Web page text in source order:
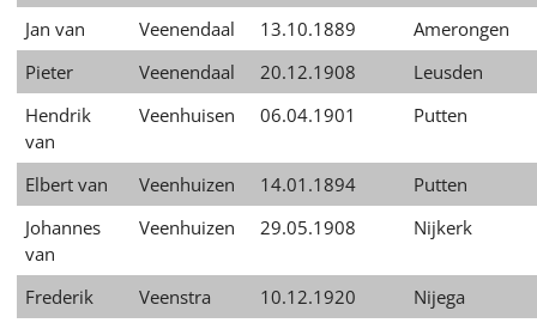
Jan van Veenendaal 13.10.1889
Amerongen
Pieter
Veenendaal 20.12.1908
Leusden
Hendrik
van
Veenhuisen 06.04.1901 Putten
Elbert van Veenhuizen 14.01.1894
Putten
Johannes
van
Veenhuizen 29.05.1908 Nijkerk
Frederik Veenstra 10.12.1920
Nijega